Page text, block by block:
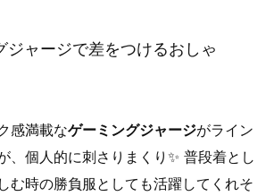
ジャージで差をつけるおしゃ
感満載なゲーミングジャージがライン
、個人的に刺さりまくり✨ 普段着とし
む時の勝負服としても活躍してくれそ